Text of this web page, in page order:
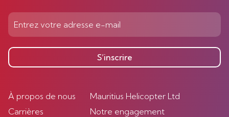
S’inscrire
À propos de nous
Carrières
Mauritius Helicopter Ltd
Notre engagement